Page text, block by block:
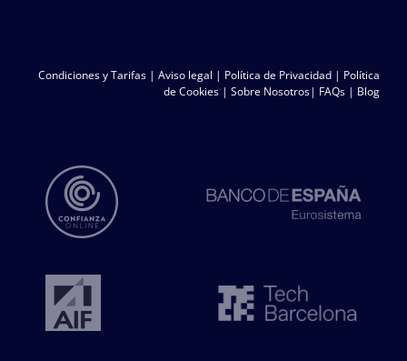
Condiciones y Tarifas |Aviso legal | Política de Privacidad | Política
de Cookies |Sobre Nosotros| FAQs | Blog